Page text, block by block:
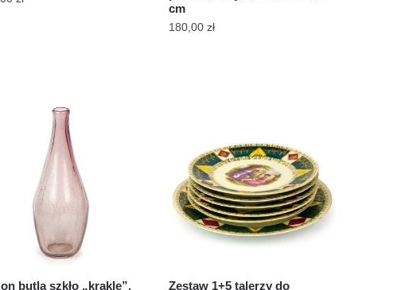
cm
180,00 zł
butla szkło „krakle”,
Zestaw 1+5 talerzy do